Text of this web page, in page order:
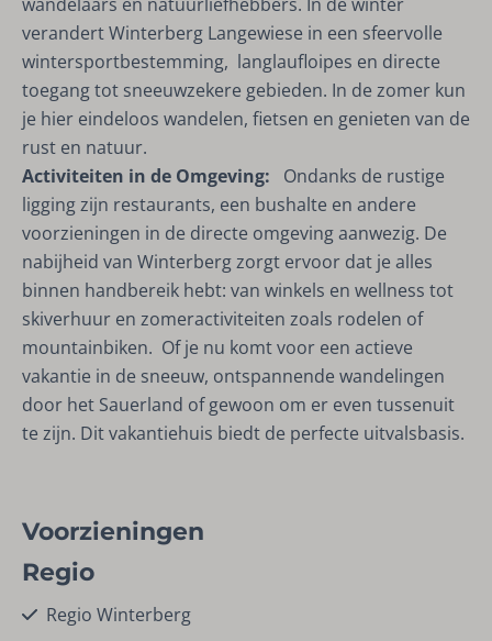
verandert Winterberg Langewiese in een sfeervolle
wintersportbestemming, langlaufloipes en directe
toegang tot sneeuwzekere gebieden. In de zomer kun
je hier eindeloos wandelen, fietsen en genieten van de
rust en natuur.
Activiteiten in de Omgeving:
Ondanks de rustige
ligging zijn restaurants, een bushalte en andere
voorzieningen in de directe omgeving aanwezig. De
nabijheid van Winterberg zorgt ervoor dat je alles
binnen handbereik hebt: van winkels en wellness tot
skiverhuur en zomeractiviteiten zoals rodelen of
mountainbiken. Of je nu komt voor een actieve
vakantie in de sneeuw, ontspannende wandelingen
door het Sauerland of gewoon om er even tussenuit
te zijn. Dit vakantiehuis biedt de perfecte uitvalsbasis.
Voorzieningen
Regio
Regio Winterberg